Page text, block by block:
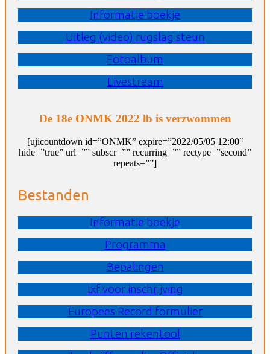
Informatie boekje
Uitleg (video) rugslag steun
Fotoalbum
Livestream
De 18e ONMK 2022 lb is verzwommen
[ujicountdown id=”ONMK” expire=”2022/05/05 12:00″
hide=”true” url=”” subscr=”” recurring=”” rectype=”second”
repeats=””]
Bestanden
Informatie boekje
Programma
Bepalingen
lxf voor inschrijving
Europees Record formulier
Punten rekentool